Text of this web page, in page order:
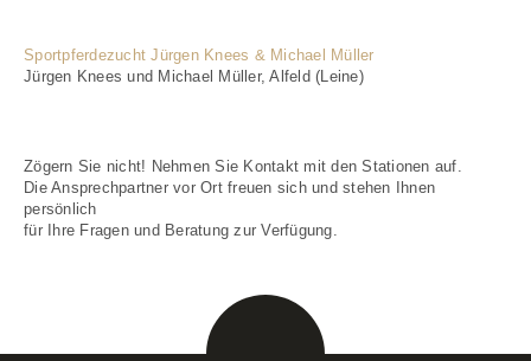
Sportpferdezucht Jürgen Knees & Michael Müller
Jürgen Knees und Michael Müller, Alfeld (Leine)
Zögern Sie nicht! Nehmen Sie Kontakt mit den Stationen auf.
Die Ansprechpartner vor Ort freuen sich und stehen Ihnen
persönlich
für Ihre Fragen und Beratung zur Verfügung.